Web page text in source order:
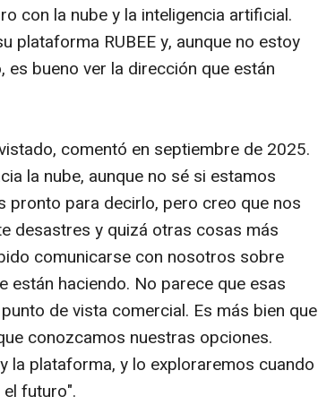
con la nube y la inteligencia artificial.
plataforma RUBEE y, aunque no estoy
bueno ver la dirección que están
comentó en septiembre de 2025.
la nube, aunque no sé si estamos
pronto para decirlo, pero creo que nos
desastres y quizá otras cosas más
comunicarse con nosotros sobre
haciendo. No parece que esas
de vista comercial. Es más bien que
conozcamos nuestras opciones.
la plataforma, y lo exploraremos cuando
futuro".